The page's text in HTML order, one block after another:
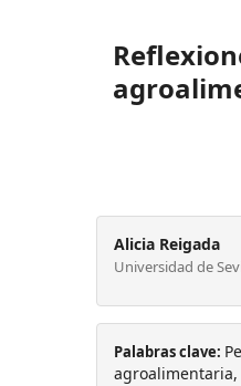
Alicia Reigada
Universidad de
Palabras clave: